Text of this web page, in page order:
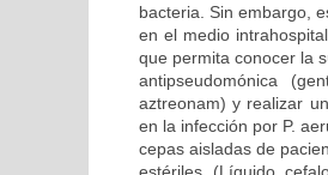
bacteria. Sin embargo,
en el medio
que permita conocer la
antipseudomónica
aztreonam) y realizar
en la infección por P.
cepas aisladas de